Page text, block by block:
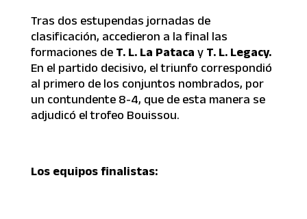
Tras dos estupendas jornadas de
clasificación, accedieron a la final las
formaciones de T. L. La Pataca y T. L. Legacy.
En el partido decisivo, el triunfo correspondió
al primero de los conjuntos nombrados, por
un contundente 8-4, que de esta manera se
adjudicó el trofeo Bouissou.
Los equipos finalistas: